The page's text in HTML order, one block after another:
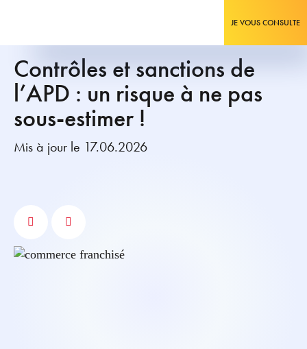
JE VOUS CONSULTE
Contrôles et sanctions de
l’APD : un risque à ne pas
sous-estimer !
Mis à jour le 17.06.2026